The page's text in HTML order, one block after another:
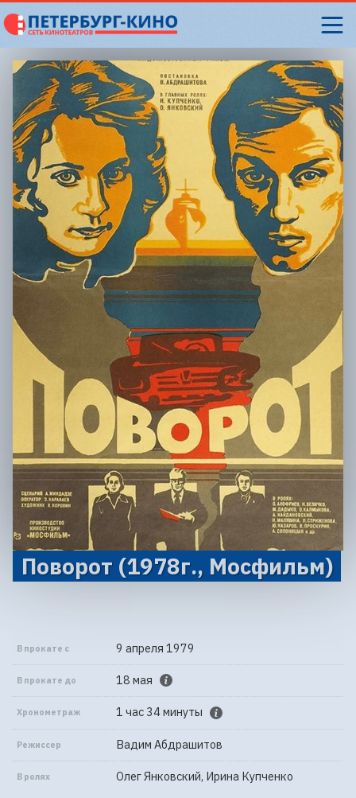
Поворот (1978г., Мосфильм)
В прокате с 9 апреля 1979
В прокате до 18 мая
Хронометраж 1 час 34 минуты
Режиссер Вадим Абдрашитов
В ролях Олег Янковский, Ирина Купченко